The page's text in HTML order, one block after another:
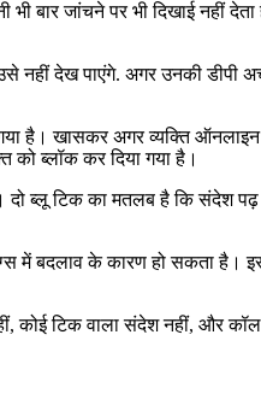
बार जांचने पर भी दिखाई नहीं
नहीं देख पाएंगे. अगर उनकी डीपी
है। खासकर अगर व्यक्ति
को ब्लॉक कर दिया गया है।
ब्लू टिक का मतलब है कि संदेश पढ़
में बदलाव के कारण हो सकता है।
कोई टिक वाला संदेश नहीं, और